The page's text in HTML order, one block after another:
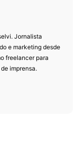
Jornalista
e marketing desde
freelancer para
imprensa.